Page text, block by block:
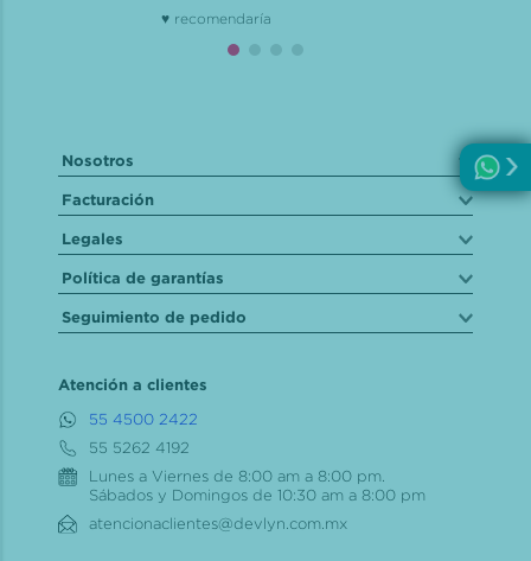
♥ recomendaría
Nosotros
Facturación
Legales
Política de garantías
Seguimiento de pedido
Atención a clientes
55 4500 2422
55 5262 4192
Lunes a Viernes de 8:00 am a 8:00 pm.
Sábados y Domingos de 10:30 am a 8:00 pm
atencionaclientes@devlyn.com.mx